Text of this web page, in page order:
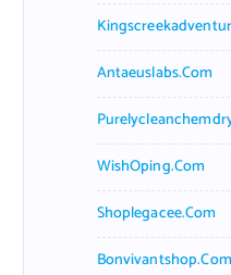
Antaeuslabs.com
WishOping.com
Shoplegacee.com
Bonvivantshop.com